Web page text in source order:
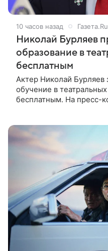
10 часов назад Газета.Ru
Николай Бурляев
образование в
бесплатным
Актер Николай Бурляев
обучение в
бесплатным. На пресс-